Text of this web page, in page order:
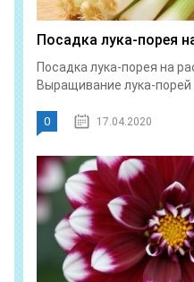
Посадка лука-порея
Посадка лука-порея на
Выращивание лука-порей
0 17.04.2020